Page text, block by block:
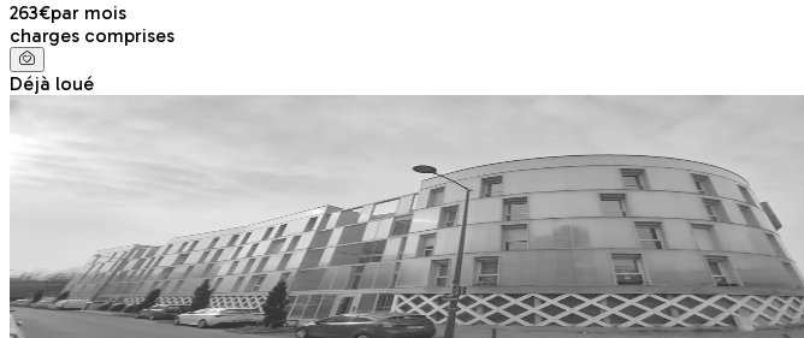
263€par mois
charges comprises
Déjà loué